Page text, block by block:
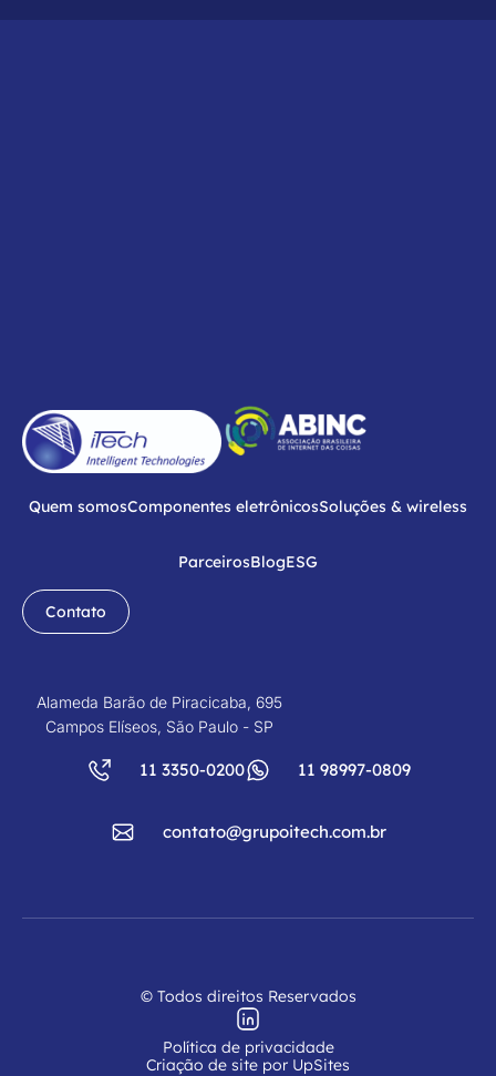
Quem somosComponentes eletrônicosSoluções & wireless
ParceirosBlogESG
Contato
Alameda Barão de Piracicaba, 695
Campos Elíseos, São Paulo - SP
11 3350-0200 11 98997-0809
contato@grupoitech.com.br
© Todos direitos Reservados
Política de privacidade
Criação de site por UpSites